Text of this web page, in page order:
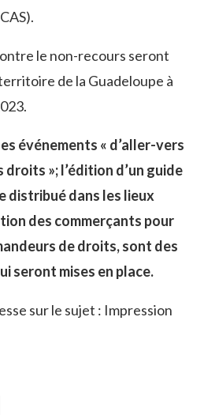
le non-recours seront
de la Guadeloupe à
événements « d’aller-vers
droits »; l’édition d’un guide
distribué dans les lieux
des commerçants pour
de droits, sont des
seront mises en place.
sur le sujet : Impression